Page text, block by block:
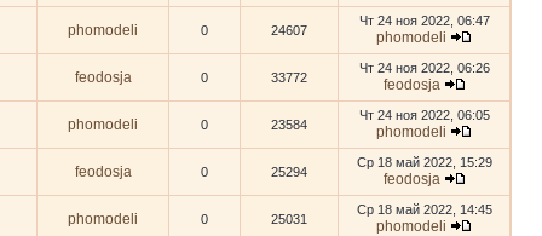
phomodeli 0 24607
Чт 24 ноя 2022, 06:47
phomodeli
feodosja 0 33772
Чт 24 ноя 2022, 06:26
feodosja
phomodeli 0 23584
Чт 24 ноя 2022, 06:05
phomodeli
feodosja 0 25294
Ср 18 май 2022, 15:29
feodosja
phomodeli 0 25031
Ср 18 май 2022, 14:45
phomodeli